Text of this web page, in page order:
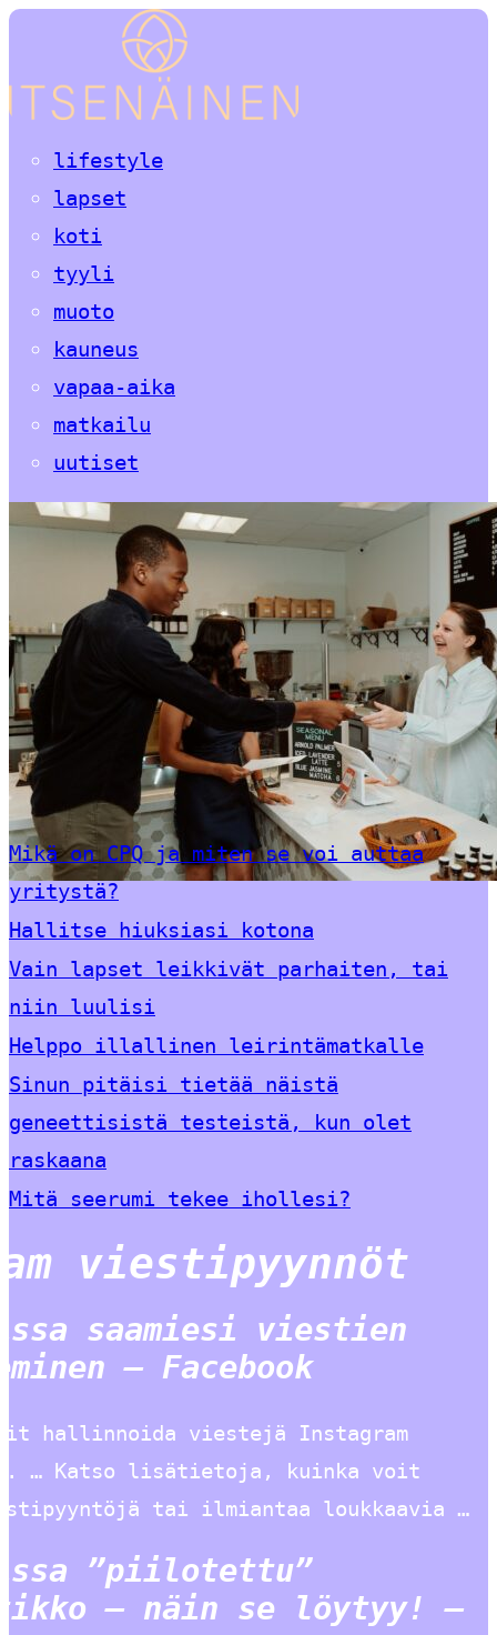
lifestyle
lapset
koti
tyyli
muoto
kauneus
vapaa-aika
matkailu
uutiset
Mikä on CPQ ja miten se voi auttaa
yritystä?
Hallitse hiuksiasi kotona
Vain lapset leikkivät parhaiten, tai
niin luulisi
Helppo illallinen leirintämatkalle
Sinun pitäisi tietää näistä
geneettisistä testeistä, kun olet
raskaana
Mitä seerumi tekee ihollesi?
viestipyynnöt
saamiesi viestien
– Facebook
hallinnoida viestejä Instagram
… Katso lisätietoja, kuinka voit
tai ilmiantaa loukkaavia …
”piilotettu”
– näin se löytyy! –